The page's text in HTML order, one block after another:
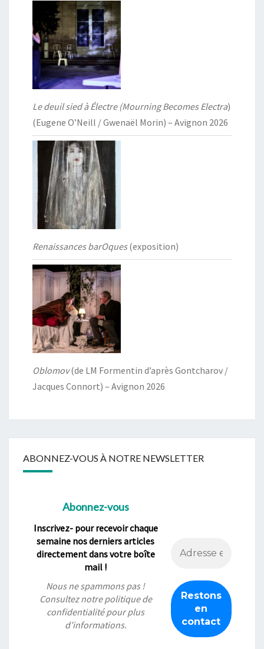
Le deuil sied à Électre (Mourning Becomes Electra)
(Eugene O’Neill / Gwenaël Morin) – Avignon 2026
Renaissances barOques(exposition)
Oblomov(de LM Formentin d’après Gontcharov /
Jacques Connort) – Avignon 2026
ABONNEZ-VOUS À NOTRE NEWSLETTER
Abonnez-vous
Inscrivez- pour recevoir chaque
semaine nos derniers articles
directement dans votre boîte
mail !
Nous ne spammons pas !
Consultez notrepolitique de
confidentialitépour plus
d’informations.